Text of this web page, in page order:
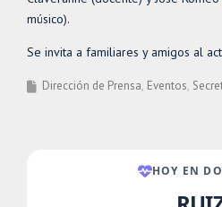
músico).
Se invita a familiares y amigos al
Dirección de Prensa Eventos